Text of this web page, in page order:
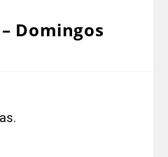
Domingos